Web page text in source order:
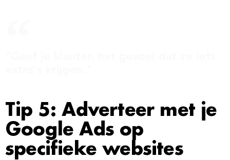
Tip 5: Adverteer met je
Google Ads op
specifieke websites